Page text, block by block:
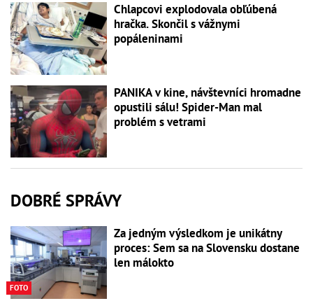
Chlapcovi explodovala obľúbená
hračka. Skončil s vážnymi
popáleninami
PANIKA v kine, návštevníci hromadne
opustili sálu! Spider-Man mal
problém s vetrami
DOBRÉ SPRÁVY
FOTO
Za jedným výsledkom je unikátny
proces: Sem sa na Slovensku dostane
len málokto